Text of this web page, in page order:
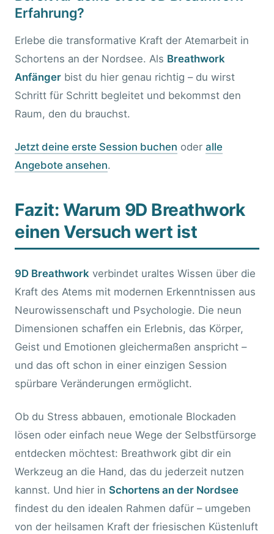
Erfahrung?
Erlebe die transformative Kraft der Atemarbeit in
Schortens an der Nordsee. Als Breathwork
Anfänger bist du hier genau richtig – du wirst
Schritt für Schritt begleitet und bekommst den
Raum, den du brauchst.
Jetzt deine erste Session buchen oder alle
Angebote ansehen.
Fazit: Warum 9D Breathwork
einen Versuch wert ist
9D Breathwork verbindet uraltes Wissen über die
Kraft des Atems mit modernen Erkenntnissen aus
Neurowissenschaft und Psychologie. Die neun
Dimensionen schaffen ein Erlebnis, das Körper,
Geist und Emotionen gleichermaßen anspricht –
und das oft schon in einer einzigen Session
spürbare Veränderungen ermöglicht.
Ob du Stress abbauen, emotionale Blockaden
lösen oder einfach neue Wege der Selbstfürsorge
entdecken möchtest: Breathwork gibt dir ein
Werkzeug an die Hand, das du jederzeit nutzen
kannst. Und hier in Schortens an der Nordsee
findest du den idealen Rahmen dafür – umgeben
von der heilsamen Kraft der friesischen Küstenluft